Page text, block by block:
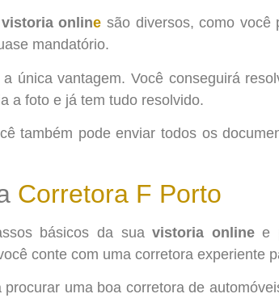
vistoria online são diversos, como você
mandatório.
única vantagem. Você conseguirá
a foto e já tem tudo resolvido.
também pode enviar todos os
Corretora F Porto
básicos da suavistoria onlinee
conte com uma corretora experiente
procurar uma boa corretora de